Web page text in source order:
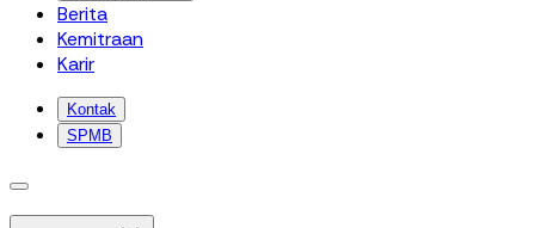
Berita
Kemitraan
Karir
Kontak
SPMB